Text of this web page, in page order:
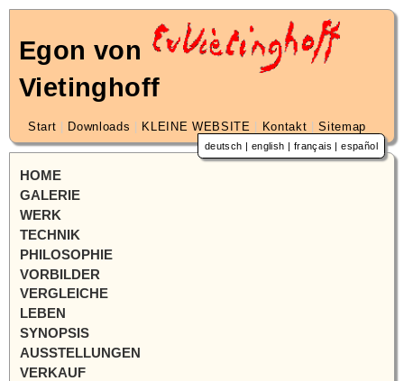
Egon von
Vietinghoff
Start Downloads KLEINE WEBSITE Kontakt |Sitemap
deutsch | english | français |español
HOME
GALERIE
WERK
TECHNIK
PHILOSOPHIE
VORBILDER
VERGLEICHE
LEBEN
SYNOPSIS
AUSSTELLUNGEN
VERKAUF